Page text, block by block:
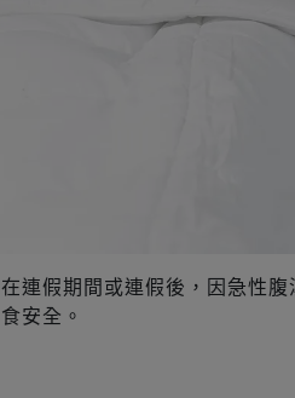
連假期間或連假後，因急性
安全。